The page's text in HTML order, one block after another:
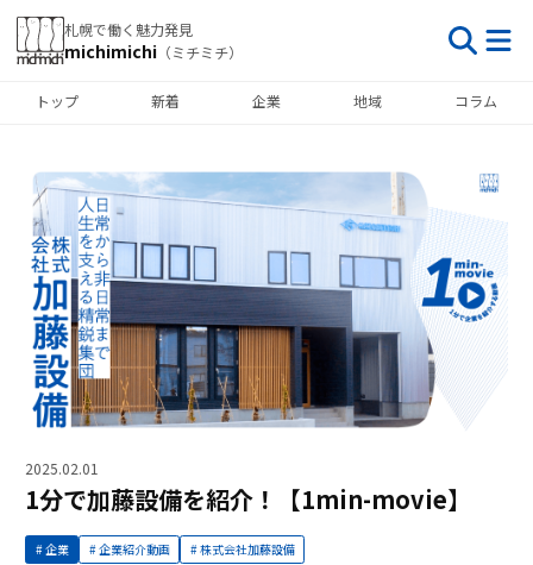
札幌で働く魅力発見
michimichi （ミチミチ）
トップ 新着 企業 地域 コラム
2025.02.01
1分で加藤設備を紹介！【1min-movie】
企業 企業紹介動画 株式会社加藤設備